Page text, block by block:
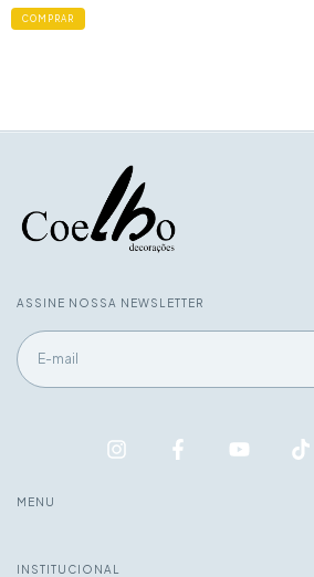
ASSINE NOSSA NEWSLETTER
MENU
INSTITUCIONAL